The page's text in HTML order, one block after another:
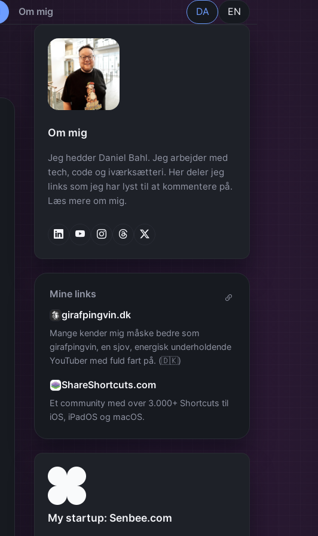
Om mig DA EN
Om mig
Jeg hedder Daniel Bahl. Jeg arbejder med
tech, code og iværksætteri. Her deler jeg
links som jeg har lyst til at kommentere på.
Læs mere om mig.
LinkedInYouTubeYouTubeYouTubeTwitter/X
Mine links
girafpingvin.dk
Mange kender mig måske bedre som
girafpingvin, en sjov, energisk underholdende
YouTuber med fuld fart på. (🇩🇰)
ShareShortcuts.com
Et community med over 3.000+ Shortcuts til
iOS, iPadOS og macOS.
My startup: Senbee.com